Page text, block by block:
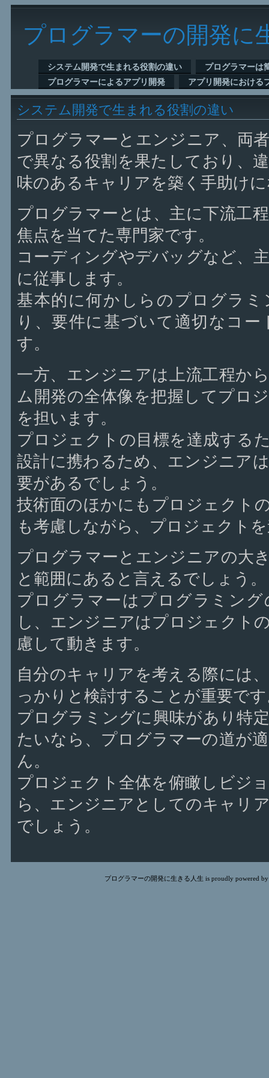
プログラマーの開発に
システム開発で生まれる役割の違い
プログラマーは
プログラマーによるアプリ開発
アプリ開発における
システム開発で生まれる役割の違い
プログラマーとエンジニア、両
で異なる役割を果たしており、
味のあるキャリアを築く手助け
プログラマーとは、主に下流工
焦点を当てた専門家です。
コーディングやデバッグなど、
に従事します。
基本的に何かしらのプログラ
り、要件に基づいて適切なコ
す。
一方、エンジニアは上流工程か
ム開発の全体像を把握してプロ
を担います。
プロジェクトの目標を達成する
設計に携わるため、エンジニア
要があるでしょう。
技術面のほかにもプロジェクト
も考慮しながら、プロジェクト
プログラマーとエンジニアの大
と範囲にあると言えるでしょう。
プログラマーはプログラミン
し、エンジニアはプロジェクト
慮して動きます。
自分のキャリアを考える際には
っかりと検討することが重要で
プログラミングに興味があり特
たいなら、プログラマーの道が
ん。
プロジェクト全体を俯瞰しビジ
ら、エンジニアとしてのキャリ
でしょう。
プログラマーの開発に生きる人生 is proudly powered